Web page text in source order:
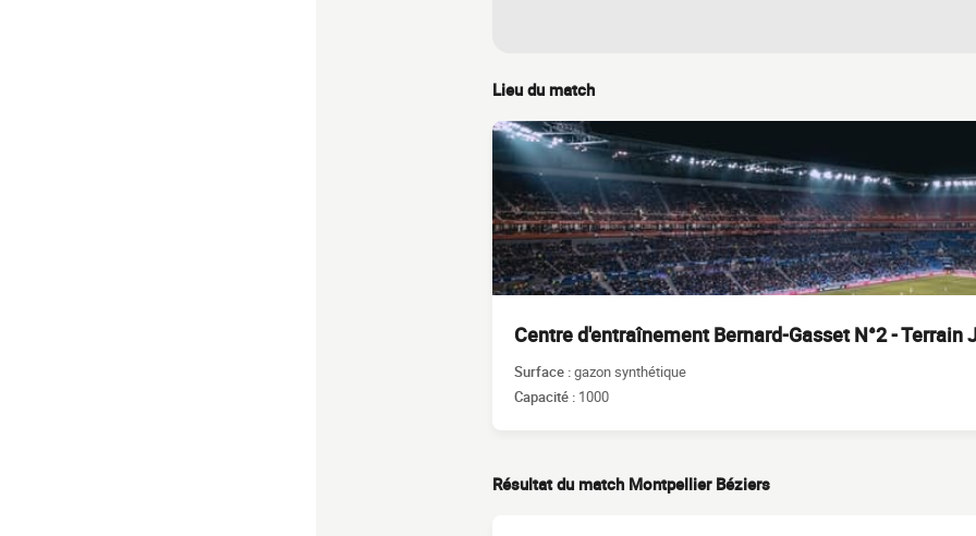
Lieu du match
Centre d'entraînement Bernard-Gasset N°2 -
Surface :gazon synthétique
Capacité : 1000
Résultat du match Montpellier Béziers